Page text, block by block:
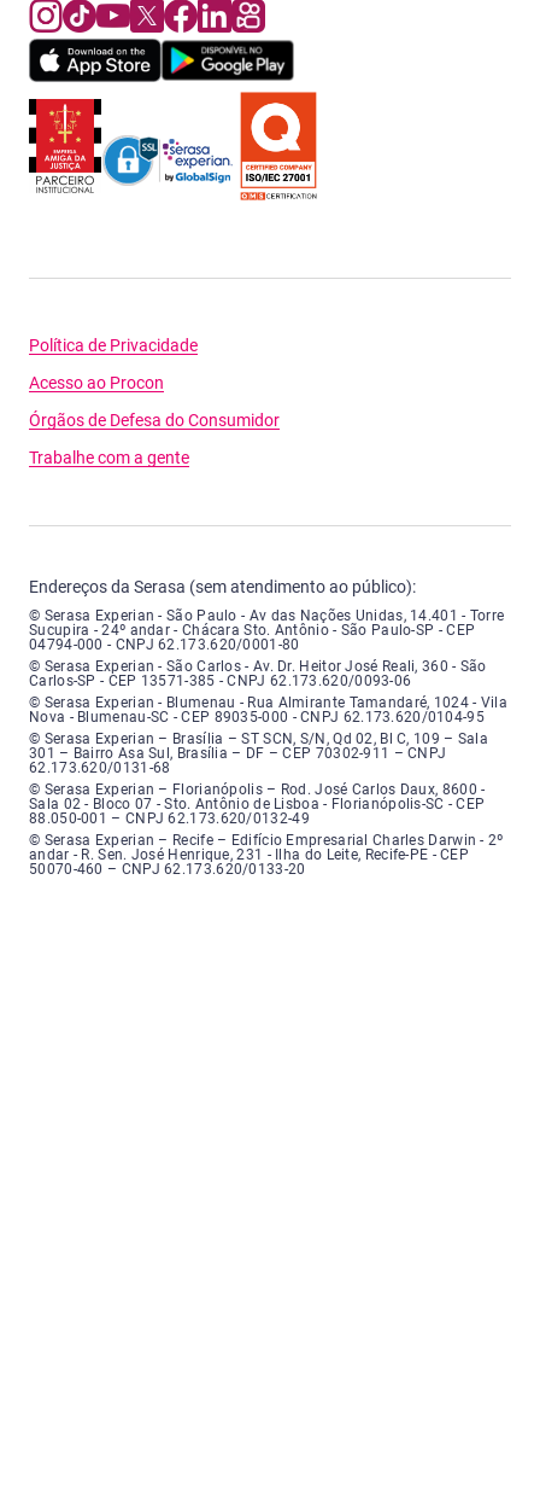
Política de Privacidade
Acesso ao Procon
Órgãos de Defesa do Consumidor
Trabalhe com a gente
Endereços da Serasa (sem atendimento ao público):
Serasa Experian - São Paulo - Endereço: Avenida das Nações Unidas,
© Serasa Experian - São Paulo - Av das Nações Unidas, 14.401 - Torre
Sucupira - 24º andar - Chácara Sto. Antônio - São Paulo-SP - CEP
04794-000 - CNPJ 62.173.620/0001-80
Serasa Experian - São Carlos - Endereço: Avenida Doutor Heitor José
© Serasa Experian - São Carlos - Av. Dr. Heitor José Reali, 360 - São
Carlos-SP - CEP 13571-385 - CNPJ 62.173.620/0093-06
Serasa Experian - Blumenau - Endereço: Rua Almirante Tamandaré,
© Serasa Experian - Blumenau - Rua Almirante Tamandaré, 1024 - Vila
Nova - Blumenau-SC - CEP 89035-000 - CNPJ 62.173.620/0104-95
Serasa Experian - Brasília, Endereço: Setor Comercial Norte, sem
© Serasa Experian – Brasília – ST SCN, S/N, Qd 02, Bl C, 109 – Sala
301 – Bairro Asa Sul, Brasília – DF – CEP 70302-911 – CNPJ
62.173.620/0131-68
Serasa Experian - Florianópolis, Endereço: Rodovia José Carlos, número
© Serasa Experian – Florianópolis – Rod. José Carlos Daux, 8600 -
Sala 02 - Bloco 07 - Sto. Antônio de Lisboa - Florianópolis-SC - CEP
88.050-001 – CNPJ 62.173.620/0132-49
Serasa Experian - Recife, Endereço: Edifício Empresarial Charles Darwin,
© Serasa Experian – Recife – Edifício Empresarial Charles Darwin - 2º
andar - R. Sen. José Henrique, 231 - Ilha do Leite, Recife-PE - CEP
50070-460 – CNPJ 62.173.620/0133-20